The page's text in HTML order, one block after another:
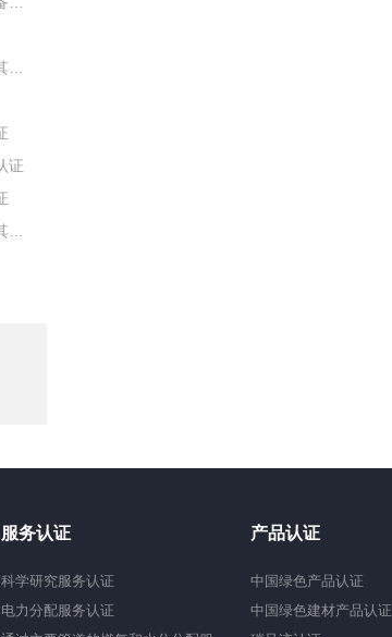
证
服务认证
科学研究服务认证
电力分配服务认证
产品认证
中国绿色产品认证
中国绿色建材产品认证